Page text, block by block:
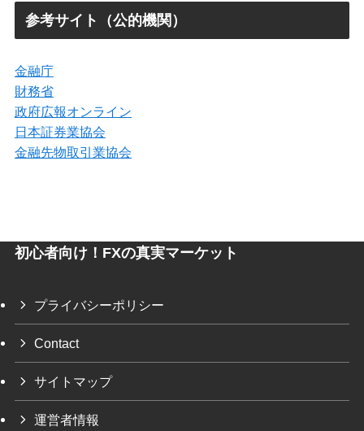
参考サイト（公的機関）
金融庁
財務省
政府広報オンライン
日本証券業協会
金融先物取引業協会
初心者向け！FXの真実マーケット
プライバシーポリシー
Contact
サイトマップ
運営者情報